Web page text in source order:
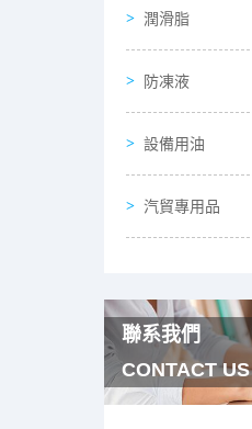
潤滑脂
防凍液
設備用油
汽貿專用品
聯系我們
CONTACT US